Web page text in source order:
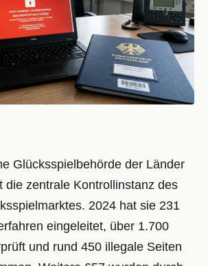
Glücksspielbehörde der Länder
die zentrale Kontrollinstanz des
2024 hat sie 231
eingeleitet, über 1.700
und rund 450 illegale Seiten